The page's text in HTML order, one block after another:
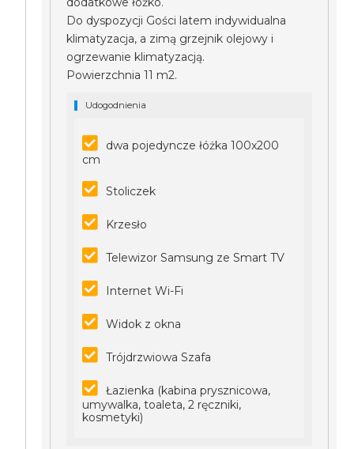
Do dyspozycji Gości latem indywidualna
klimatyzacja, a zimą grzejnik olejowy i
ogrzewanie klimatyzacją.
Powierzchnia 11 m2.
Udogodnienia
dwa pojedyncze łóżka 100x200
cm
Stoliczek
Krzesło
Telewizor Samsung ze Smart TV
Internet Wi-Fi
Widok z okna
Trójdrzwiowa Szafa
Łazienka (kabina prysznicowa,
umywalka, toaleta, 2 ręczniki,
kosmetyki)